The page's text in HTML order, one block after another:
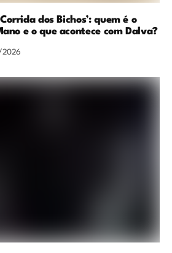
dos Bichos’: quem é o
e o que acontece com Dalva?